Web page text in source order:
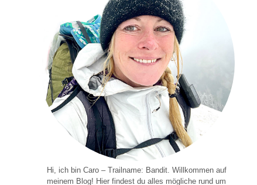
Hi, ich bin Caro – Trailname: Bandit. Willkommen auf
meinem Blog! Hier findest du alles mögliche rund um